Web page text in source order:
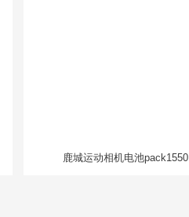
鹿城运动相机电池pack1550